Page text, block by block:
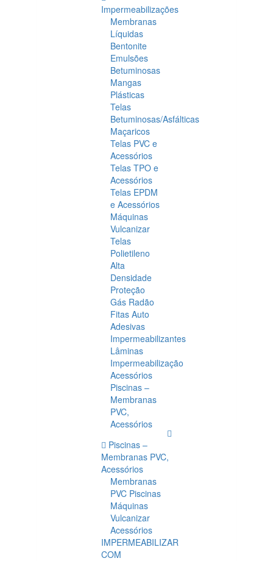
Impermeabilizações
Membranas
Líquidas
Bentonite
Emulsões
Betuminosas
Mangas
Plásticas
Telas
Betuminosas/Asfálticas
Maçaricos
Telas PVC e
Acessórios
Telas TPO e
Acessórios
Telas EPDM
e Acessórios
Máquinas
Vulcanizar
Telas
Polietileno
Alta
Densidade
Proteção
Gás Radão
Fitas Auto
Adesivas
Impermeabilizantes
Lâminas
Impermeabilização
Acessórios
Piscinas –
Membranas
PVC,
Acessórios
Piscinas –
Membranas PVC,
Acessórios
Membranas
PVC Piscinas
Máquinas
Vulcanizar
Acessórios
IMPERMEABILIZAR
COM